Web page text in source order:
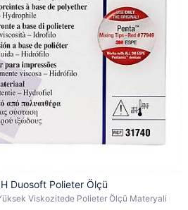
Duosoft Polieter Ölçü
Viskozitede Polieter Ölçü Materyali